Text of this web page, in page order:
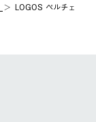
LOGOS ペルチェ